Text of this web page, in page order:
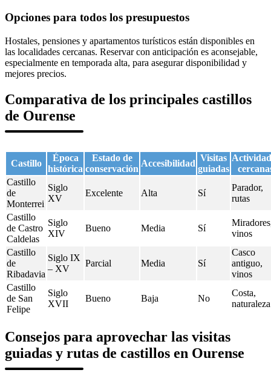
Opciones para todos los presupuestos
Hostales, pensiones y apartamentos turísticos están disponibles en
las localidades cercanas. Reservar con anticipación es aconsejable,
especialmente en temporada alta, para asegurar disponibilidad y
mejores precios.
Comparativa de los principales castillos
de Ourense
Castillo
Época
histórica
Estado de
conservación
Accesibilidad
Visitas
guiadas
Castillo
de
Monterrei
Siglo
XV
Excelente Alta Sí
Parador,
rutas
Castillo
de Castro
Caldelas
Siglo
XIV
Bueno Media Sí
vinos
Castillo
de
Ribadavia
Siglo IX
– XV
Parcial Media Sí
Casco
antiguo,
vinos
Castillo
de San
Felipe
Siglo
XVII
Bueno Baja No
Costa,
naturaleza
Consejos para aprovechar las visitas
guiadas y rutas de castillos en Ourense